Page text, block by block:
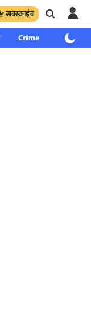
सबस्क्राईब
Crime साप्ताहिक